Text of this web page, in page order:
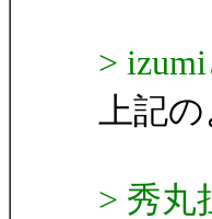
>
上記
> 秀丸